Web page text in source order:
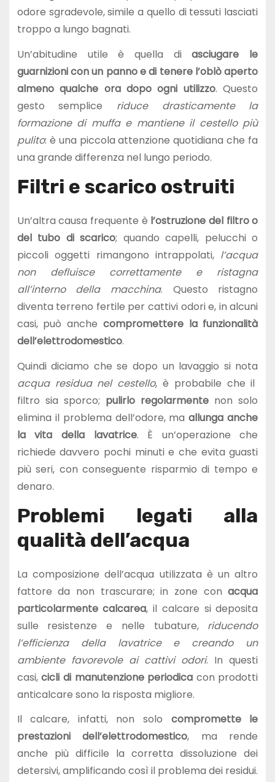
odore sgradevole, simile a quello di tessuti lasciati
troppo a lungo bagnati.
Un’abitudine utile è quella diasciugare le
guarnizioni con un panno e di tenere l’oblò aperto
almeno qualche ora dopo ogni utilizzo. Questo
gesto semplice riduce drasticamente la
formazione di muffa e mantiene il cestello più
pulito: è una piccola attenzione quotidiana che fa
una grande differenza nel lungo periodo.
Filtri e scarico ostruiti
Un’altra causa frequente è l’ostruzione del filtro o
del tubo di scarico; quando capelli, pelucchi o
piccoli oggetti rimangono intrappolati,l’acqua
non defluisce correttamente e ristagna
all’interno della macchina. Questo ristagno
diventa terreno fertile per cattivi odori e, in alcuni
casi, può anche compromettere la funzionalità
dell’elettrodomestico.
Quindi diciamo che se dopo un lavaggio si nota
acqua residua nel cestello, è probabile che il
filtro sia sporco; pulirlo regolarmente non solo
elimina il problema dell’odore, maallunga anche
la vita della lavatrice. È un’operazione che
richiede davvero pochi minuti e che evita guasti
più seri, con conseguente risparmio di tempo e
denaro.
Problemi legati alla
qualità dell’acqua
La composizione dell’acqua utilizzata è un altro
fattore da non trascurare; in zone conacqua
particolarmente calcarea, il calcare si deposita
sulle resistenze e nelle tubature, riducendo
l’efficienza della lavatrice e creando un
ambiente favorevole ai cattivi odori. In questi
casi,cicli di manutenzione periodica con prodotti
anticalcare sono la risposta migliore.
Il calcare, infatti, non solo compromette le
prestazioni dell’elettrodomestico, ma rende
anche più difficile la corretta dissoluzione dei
detersivi, amplificando così il problema dei residui.